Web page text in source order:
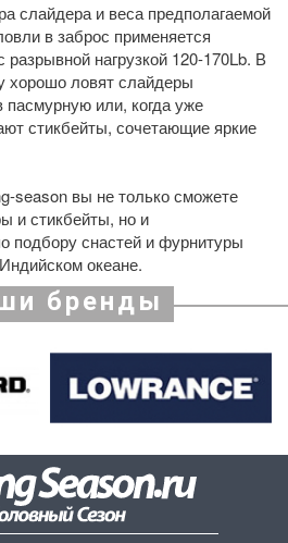
слайдера и веса предполагаемой
в заброс применяется
нагрузкой 120-170Lb. В
хорошо ловят слайдеры
пасмурную или, когда уже
стикбейты, сочетающие яркие
season вы не только сможете
и стикбейты, но и
подбору снастей и фурнитуры
океане.
бренды